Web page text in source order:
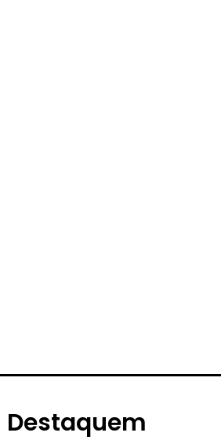
Destaquem